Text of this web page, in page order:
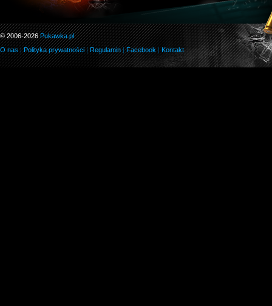
© 2006-2026Pukawka.pl
O nas|Polityka prywatności|Regulamin|Facebook Kontakt